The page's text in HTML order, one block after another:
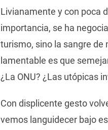
Livianamente y con poca
importancia, se ha
turismo, sino la sangre de
lamentable es que
¿La ONU? ¿Las utópicas
Con displicente gesto
vemos languidecer bajo